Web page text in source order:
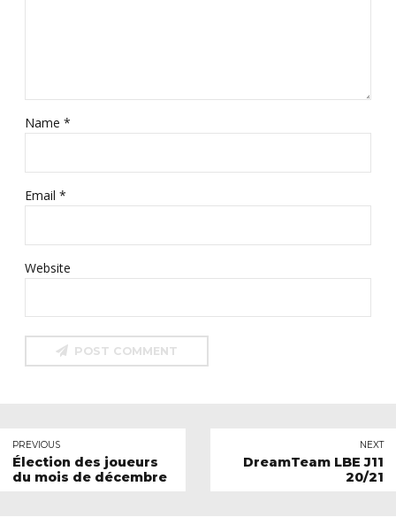
Name *
Email *
Website
POST COMMENT
PREVIOUS
Élection des joueurs
du mois de décembre
NEXT
DreamTeam LBE J11
20/21